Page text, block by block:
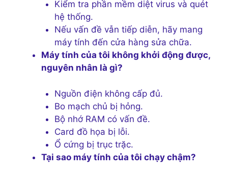
Kiểm tra phần mềm diệt virus và quét
hệ thống.
Nếu vấn đề vẫn tiếp diễn, hãy mang
máy tính đến cửa hàng sửa chữa.
Máy tính của tôi không khởi động được,
nguyên nhân là gì?
Nguồn điện không cấp đủ.
Bo mạch chủ bị hỏng.
Bộ nhớ RAM có vấn đề.
Card đồ họa bị lỗi.
Ổ cứng bị trục trặc.
Tại sao máy tính của tôi chạy chậm?